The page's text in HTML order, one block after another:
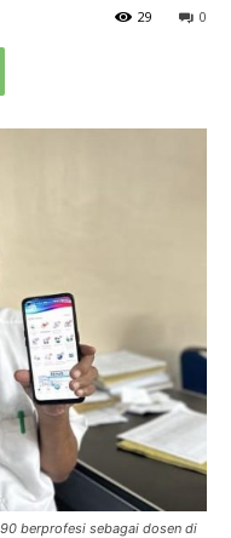
0
29
berprofesi sebagai dosen di